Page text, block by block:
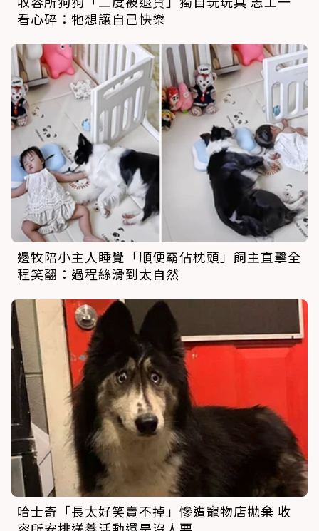
看心碎：牠想讓自己快樂
邊牧陪小主人睡覺「順便霸佔枕頭」飼主直擊全
程笑翻：過程絲滑到太自然
哈士奇「長太好笑賣不掉」慘遭寵物店拋棄 收